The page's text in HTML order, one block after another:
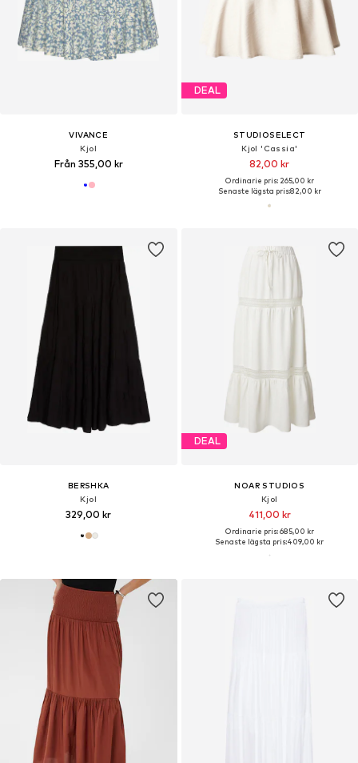
VIVANCE
Kjol
Från 355,00 kr
DEAL
STUDIOSELECT
Kjol 'Cassia'
82,00 kr
Ordinarie pris: 265,00 kr
Senaste lägsta pris:82,00 kr
BERSHKA
Kjol
329,00 kr
DEAL
NOAR STUDIOS
Kjol
411,00 kr
Ordinarie pris: 685,00 kr
Senaste lägsta pris:409,00 kr